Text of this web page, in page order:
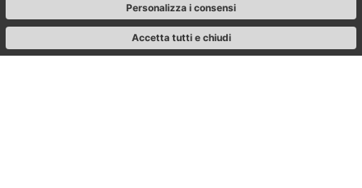
Personalizza i consensi
Accetta tutti e chiudi